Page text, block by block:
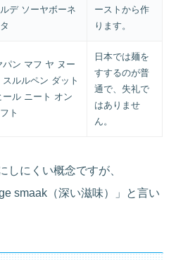
デ ソーヤボーネ
ーストから作
ります。
パン マフ ヤ ヌー
スルルペン ダット
ール ニート オン
ト
日本では麺を
すするのが普
通で、失礼で
はありませ
ん。
しにくい概念ですが、
smaak（深い滋味）」と言い